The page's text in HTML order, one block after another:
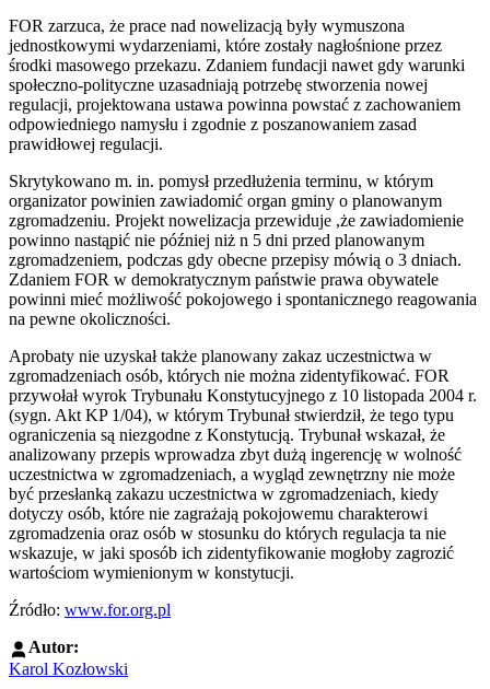
FOR zarzuca, że prace nad nowelizacją były wymuszona
jednostkowymi wydarzeniami, które zostały nagłośnione przez
środki masowego przekazu. Zdaniem fundacji nawet gdy warunki
społeczno-polityczne uzasadniają potrzebę stworzenia nowej
regulacji, projektowana ustawa powinna powstać z zachowaniem
odpowiedniego namysłu i zgodnie z poszanowaniem zasad
prawidłowej regulacji.
Skrytykowano m. in. pomysł przedłużenia terminu, w którym
organizator powinien zawiadomić organ gminy o planowanym
zgromadzeniu. Projekt nowelizacja przewiduje ,że zawiadomienie
powinno nastąpić nie później niż n 5 dni przed planowanym
zgromadzeniem, podczas gdy obecne przepisy mówią o 3 dniach.
Zdaniem FOR w demokratycznym państwie prawa obywatele
powinni mieć możliwość pokojowego i spontanicznego reagowania
na pewne okoliczności.
Aprobaty nie uzyskał także planowany zakaz uczestnictwa w
zgromadzeniach osób, których nie można zidentyfikować. FOR
przywołał wyrok Trybunału Konstytucyjnego z 10 listopada 2004 r.
(sygn. Akt KP 1/04), w którym Trybunał stwierdził, że tego typu
ograniczenia są niezgodne z Konstytucją. Trybunał wskazał, że
analizowany przepis wprowadza zbyt dużą ingerencję w wolność
uczestnictwa w zgromadzeniach, a wygląd zewnętrzny nie może
być przesłanką zakazu uczestnictwa w zgromadzeniach, kiedy
dotyczy osób, które nie zagrażają pokojowemu charakterowi
zgromadzenia oraz osób w stosunku do których regulacja ta nie
wskazuje, w jaki sposób ich zidentyfikowanie mogłoby zagrozić
wartościom wymienionym w konstytucji.
Źródło: www.for.org.pl
Autor:
Karol Kozłowski